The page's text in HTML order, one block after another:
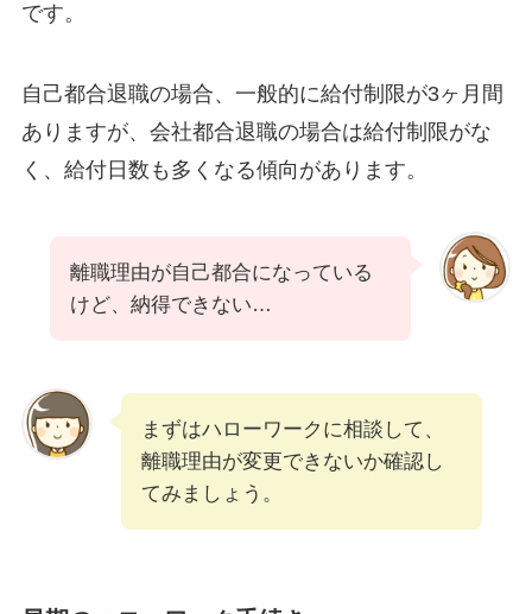
です。
自己都合退職の場合、一般的に給付制限が3ヶ月間
ありますが、会社都合退職の場合は給付制限がな
く、給付日数も多くなる傾向があります。
離職理由が自己都合になっている
けど、納得できない…
まずはハローワークに相談して、
離職理由が変更できないか確認し
てみましょう。